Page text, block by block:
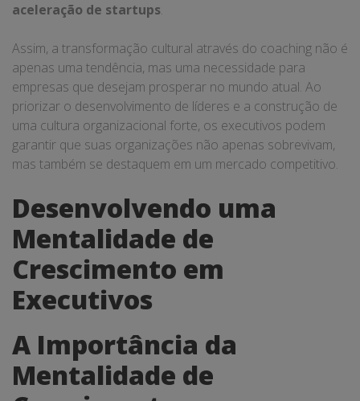
aceleração de startups.
Assim, a transformação cultural através do coaching não é
apenas uma tendência, mas uma necessidade para
empresas que desejam prosperar no mundo atual. Ao
priorizar o desenvolvimento de líderes e a construção de
uma cultura organizacional forte, os executivos podem
garantir que suas organizações não apenas sobrevivam,
mas também se destaquem em um mercado competitivo.
Desenvolvendo uma
Mentalidade de
Crescimento em
Executivos
A Importância da
Mentalidade de